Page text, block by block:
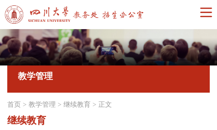
教学管理
首页 > 教学管理 > 继续教育 > 正文
继续教育